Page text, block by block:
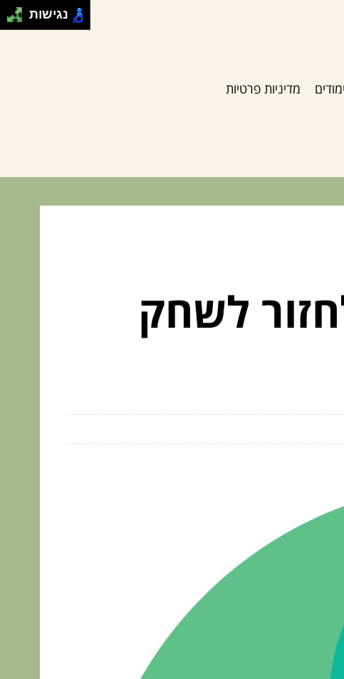
מדיניות פרטיות
לשחק
נגישות